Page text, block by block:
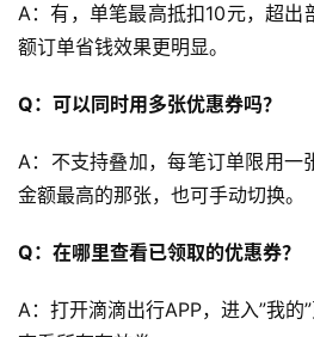
博
客
章
免
课
A：有，单笔最高抵扣10元，超出
额订单省钱效果更明显。
Q：可以同时用多张优惠券吗？
A：不支持叠加，每笔订单限用一
金额最高的那张，也可手动切换。
Q：在哪里查看已领取的优惠券？
A：打开滴滴出行APP，进入”我的